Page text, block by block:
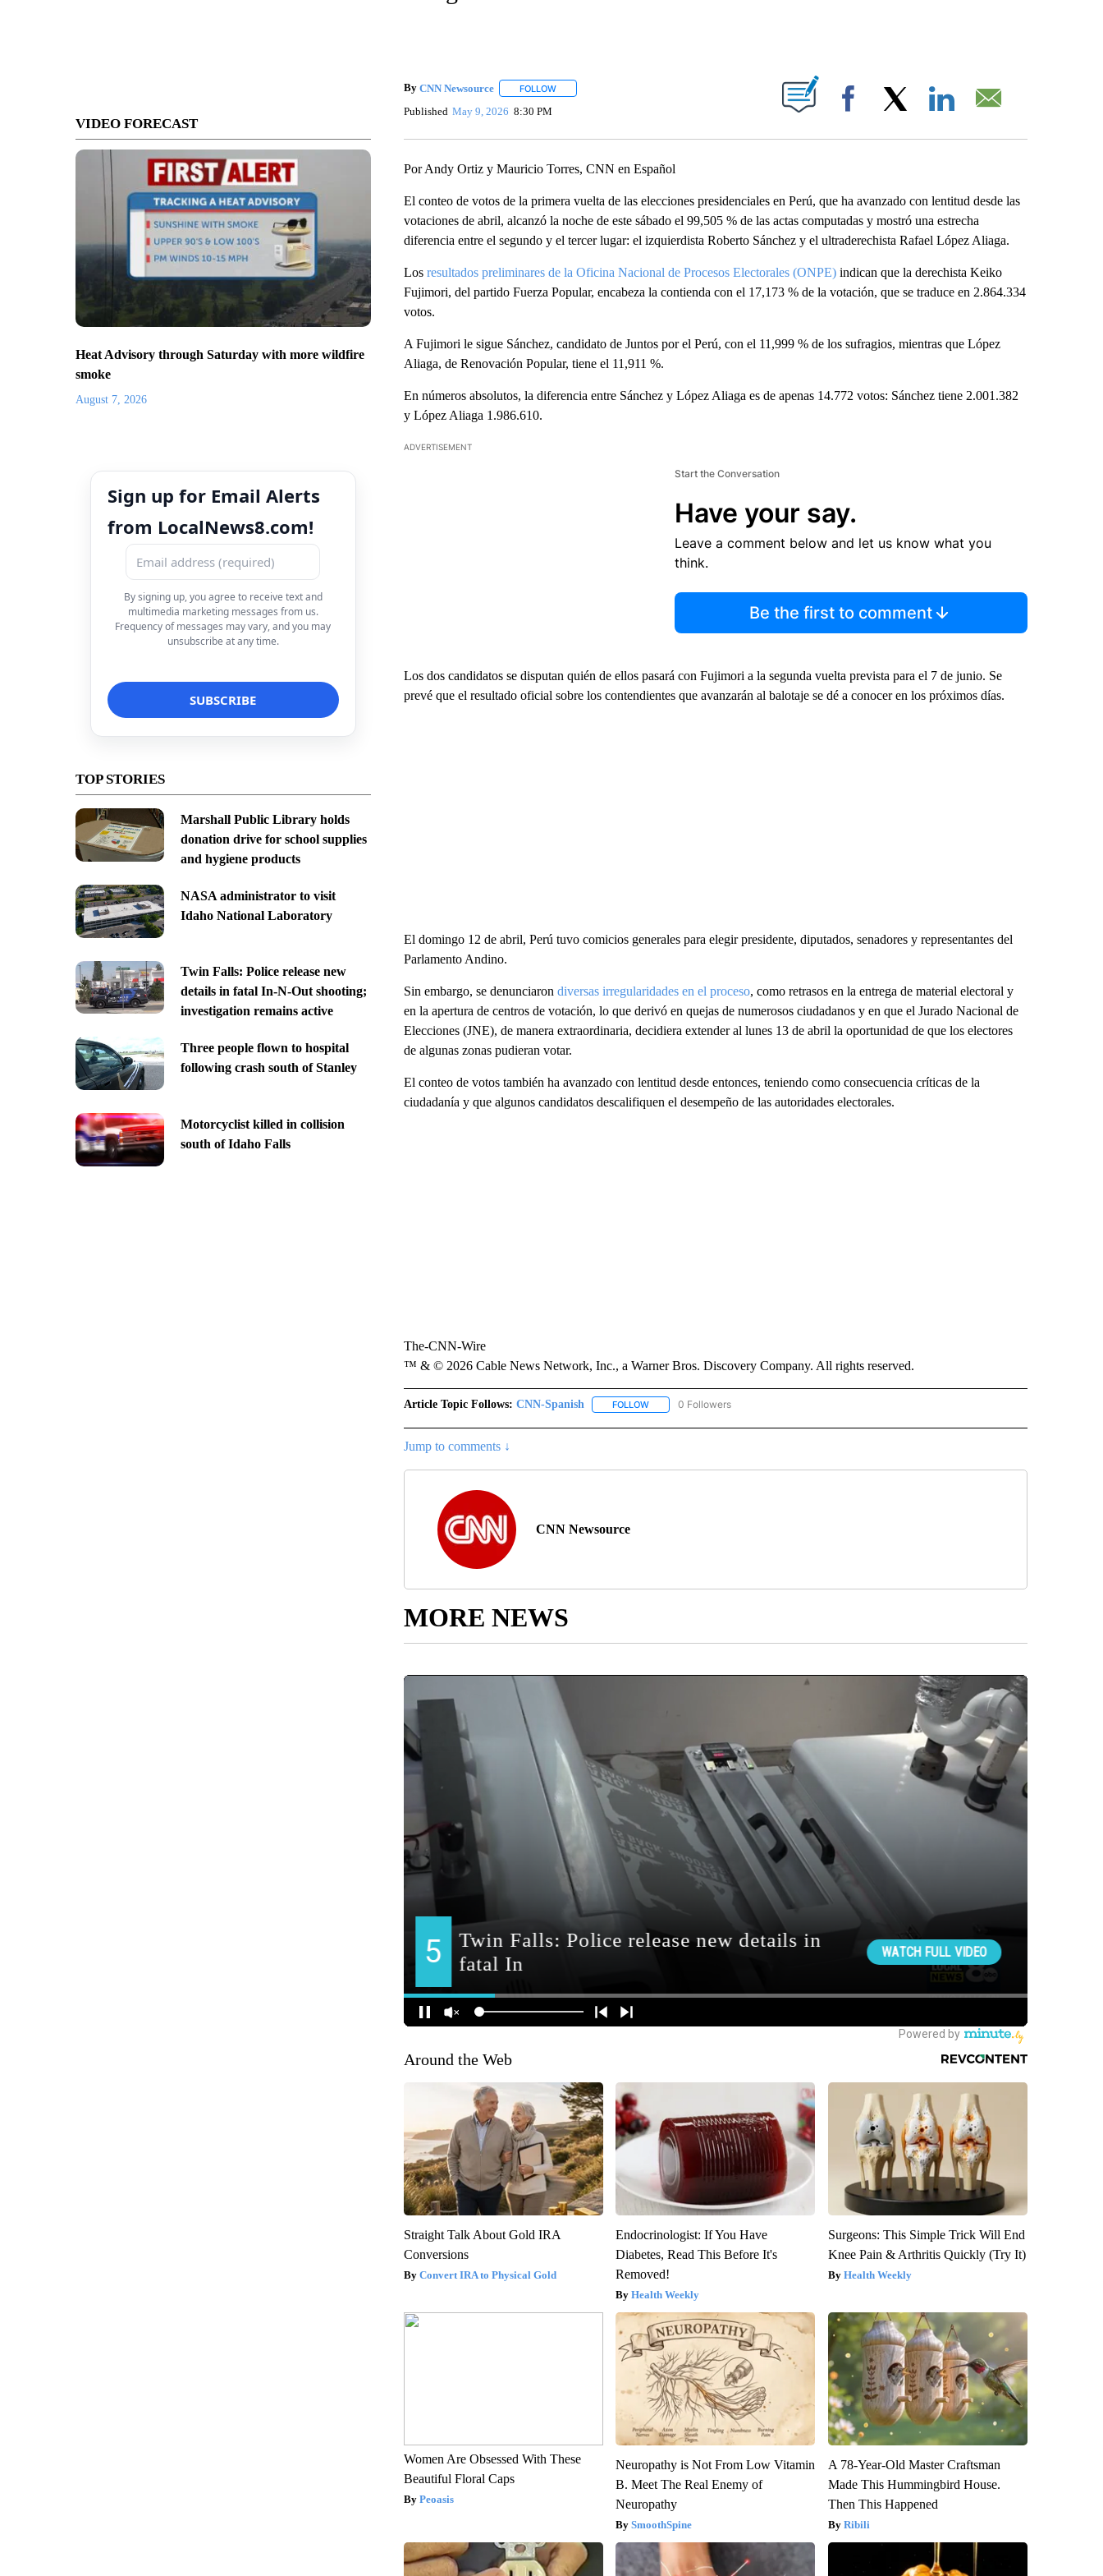
VIDEO FORECAST
Heat Advisory through Saturday with more wildfire
smoke
August 7, 2026
Sign up for Email Alerts
from LocalNews8.com!
By signing up, you agree to receive text and
multimedia marketing messages from us.
Frequency of messages may vary, and you may
unsubscribe at any time.
TOP STORIES
Marshall Public Library holds
donation drive for school supplies
and hygiene products
NASA administrator to visit
Idaho National Laboratory
Twin Falls: Police release new
details in fatal In-N-Out shooting;
investigation remains active
Three people flown to hospital
following crash south of Stanley
Motorcyclist killed in collision
south of Idaho Falls
By CNN Newsource FOLLOWFOLLOW "" TO RECEIVE NOTIFICATIONS ABOUT NEW PAGES ON "".
Published May 9, 2026 8:30 PM Facebook
Por Andy Ortiz y Mauricio Torres, CNN en Español
El conteo de votos de la primera vuelta de las elecciones presidenciales en Perú, que ha avanzado con lentitud desde las
votaciones de abril, alcanzó la noche de este sábado el 99,505 % de las actas computadas y mostró una estrecha
diferencia entre el segundo y el tercer lugar: el izquierdista Roberto Sánchez y el ultraderechista Rafael López Aliaga.
Los resultados preliminares de la Oficina Nacional de Procesos Electorales (ONPE)indican que la derechista Keiko
Fujimori, del partido Fuerza Popular, encabeza la contienda con el 17,173 % de la votación, que se traduce en 2.864.334
votos.
A Fujimori le sigue Sánchez, candidato de Juntos por el Perú, con el 11,999 % de los sufragios, mientras que López
Aliaga, de Renovación Popular, tiene el 11,911 %.
En números absolutos, la diferencia entre Sánchez y López Aliaga es de apenas 14.772 votos: Sánchez tiene 2.001.382
y López Aliaga 1.986.610.
ADVERTISEMENT
Start the Conversation
Have your say.
Leave a comment below and let us know what you
think.
Be the first to comment
Los dos candidatos se disputan quién de ellos pasará con Fujimori a la segunda vuelta prevista para el 7 de junio. Se
prevé que el resultado oficial sobre los contendientes que avanzarán al balotaje se dé a conocer en los próximos días.
El domingo 12 de abril, Perú tuvo comicios generales para elegir presidente, diputados, senadores y representantes del
Parlamento Andino.
Sin embargo, se denunciaron diversas irregularidades en el proceso, como retrasos en la entrega de material electoral y
en la apertura de centros de votación, lo que derivó en quejas de numerosos ciudadanos y en que el Jurado Nacional de
Elecciones (JNE), de manera extraordinaria, decidiera extender al lunes 13 de abril la oportunidad de que los electores
de algunas zonas pudieran votar.
El conteo de votos también ha avanzado con lentitud desde entonces, teniendo como consecuencia críticas de la
ciudadanía y que algunos candidatos descalifiquen el desempeño de las autoridades electorales.
The-CNN-Wire
™ & © 2026 Cable News Network, Inc., a Warner Bros. Discovery Company. All rights reserved.
Article Topic Follows: CNN-Spanish FOLLOWFOLLOW "CNN-SPANISH" TO RECEIVE NOTIFICATIONS ABOUT NEW PAGES ON "CNN-SPANISH".
0 Followers
Jump to comments ↓
CNN Newsource
MORE NEWS
Around the Web
Straight Talk About Gold IRA
Conversions
Convert IRA to Physical Gold
Endocrinologist: If You Have
Diabetes, Read This Before It's
Removed!
Health Weekly
Surgeons: This Simple Trick Will End
Knee Pain & Arthritis Quickly (Try It)
Health Weekly
Women Are Obsessed With These
Beautiful Floral Caps
Peoasis
Neuropathy is Not From Low Vitamin
B. Meet The Real Enemy of
Neuropathy
SmoothSpine
A 78-Year-Old Master Craftsman
Made This Hummingbird House.
Then This Happened
Ribili